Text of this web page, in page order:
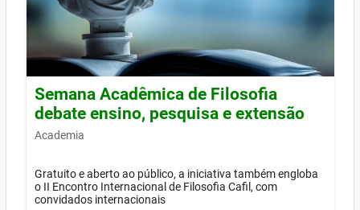
Semana Acadêmica de Filosofia
debate ensino, pesquisa e extensão
Academia
Gratuito e aberto ao público, a iniciativa também engloba
o II Encontro Internacional de Filosofia Cafil, com
convidados internacionais